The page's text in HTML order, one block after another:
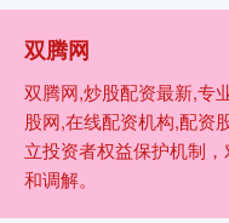
双腾网
双腾网,炒股配资最新,专
股网,在线配资机构,配资
立投资者权益保护机制
和调解。